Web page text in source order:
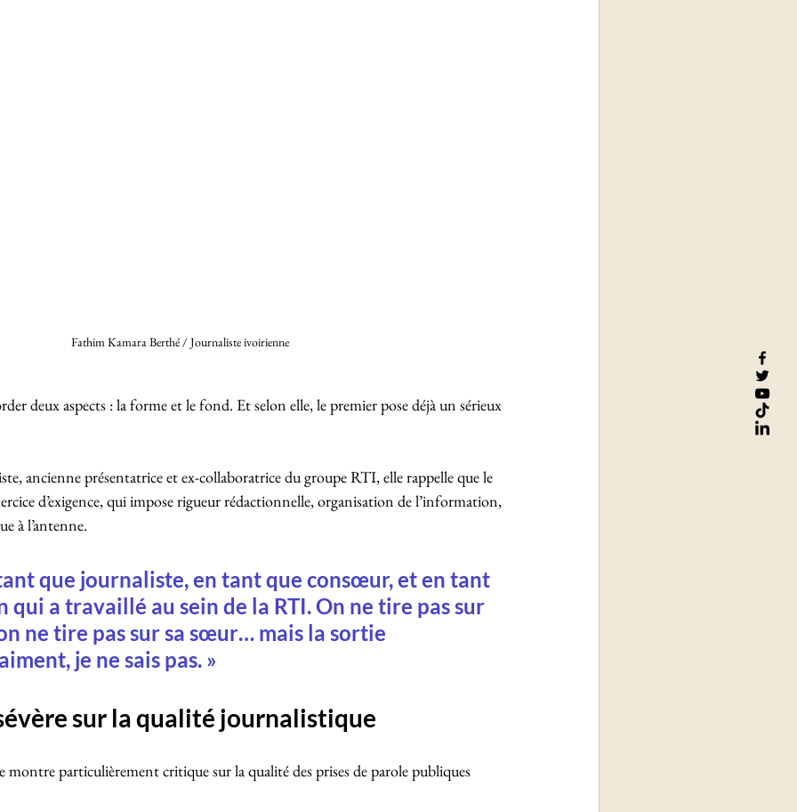
Fathim Kamara Berthé / Journaliste ivoirienne
deux aspects : la forme et le fond. Et selon elle, le premier pose déjà un sérieux
ancienne présentatrice et ex-collaboratrice du groupe RTI, elle rappelle que le
d’exigence, qui impose rigueur rédactionnelle, organisation de l’information,
à l’antenne.
que journaliste, en tant que consœur, et en tant
qui a travaillé au sein de la RTI. On ne tire pas sur
ne tire pas sur sa sœur… mais la sortie
je ne sais pas. »
sur la qualité journalistique
montre particulièrement critique sur la qualité des prises de parole publiques